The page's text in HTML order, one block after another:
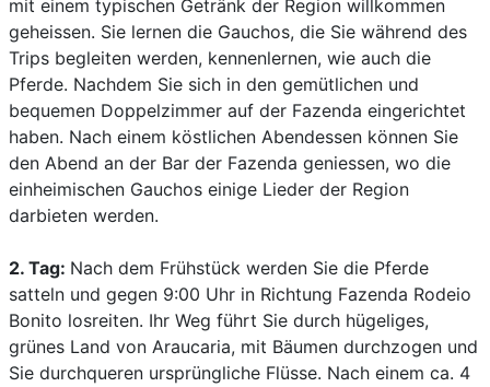
mit einem typischen Getränk der Region willkommen
geheissen. Sie lernen die Gauchos, die Sie während des
Trips begleiten werden, kennenlernen, wie auch die
Pferde. Nachdem Sie sich in den gemütlichen und
bequemen Doppelzimmer auf der Fazenda eingerichtet
haben. Nach einem köstlichen Abendessen können Sie
den Abend an der Bar der Fazenda geniessen, wo die
einheimischen Gauchos einige Lieder der Region
darbieten werden.
2. Tag: Nach dem Frühstück werden Sie die Pferde
satteln und gegen 9:00 Uhr in Richtung Fazenda Rodeio
Bonito losreiten. Ihr Weg führt Sie durch hügeliges,
grünes Land von Araucaria, mit Bäumen durchzogen und
Sie durchqueren ursprüngliche Flüsse. Nach einem ca. 4